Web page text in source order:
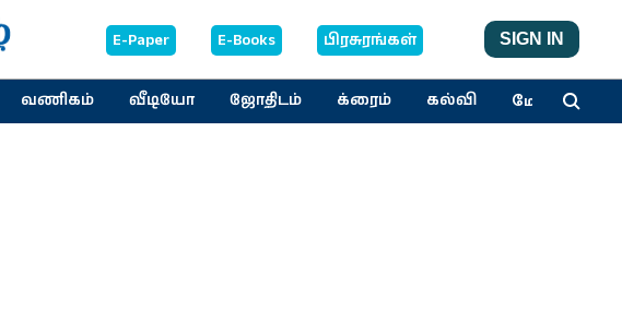
E-Paper E-Books பிரசுரங்கள் SIGN IN
வணிகம் வீடியோ ஜோதிடம் க்ரைம் கல்வி மேலும்